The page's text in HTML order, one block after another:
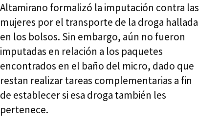
Altamirano formalizó la imputación contra las
mujeres por el transporte de la droga hallada
en los bolsos. Sin embargo, aún no fueron
imputadas en relación a los paquetes
encontrados en el baño del micro, dado que
restan realizar tareas complementarias a fin
de establecer si esa droga también les
pertenece.